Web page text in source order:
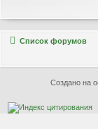
Список форумов
Связаться с
Создано на